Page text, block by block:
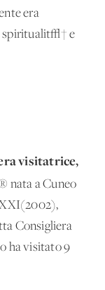
era
spiritualit√† e
visitatrice,
nata a Cuneo
Consigliera
ha visitato 9